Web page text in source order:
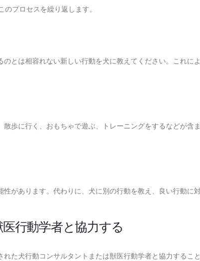
プロセスを繰り返します。
のとは相容れない新しい行動を犬に教えてください。これに
歩に行く、おもちゃで遊ぶ、トレーニングをするなどが含
があります。代わりに、犬に別の行動を教え、良い行動に
行動学者と協力する
た犬行動コンサルタントまたは獣医行動学者と協力するこ